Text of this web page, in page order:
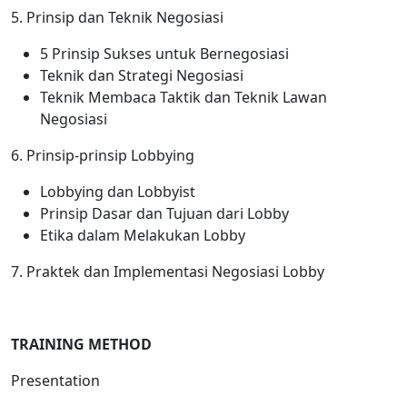
5. Prinsip dan Teknik Negosiasi
5 Prinsip Sukses untuk Bernegosiasi
Teknik dan Strategi Negosiasi
Teknik Membaca Taktik dan Teknik Lawan
Negosiasi
6. Prinsip-prinsip Lobbying
Lobbying dan Lobbyist
Prinsip Dasar dan Tujuan dari Lobby
Etika dalam Melakukan Lobby
7. Praktek dan Implementasi Negosiasi Lobby
TRAINING METHOD
Presentation